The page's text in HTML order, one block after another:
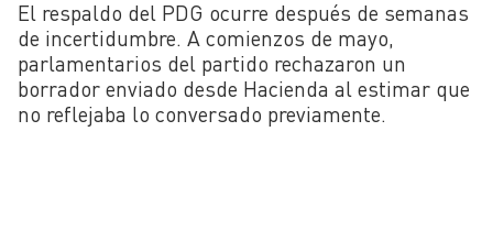
El respaldo del PDG ocurre después de semanas
de incertidumbre. A comienzos de mayo,
parlamentarios del partido rechazaron un
borrador enviado desde Hacienda al estimar que
no reflejaba lo conversado previamente.